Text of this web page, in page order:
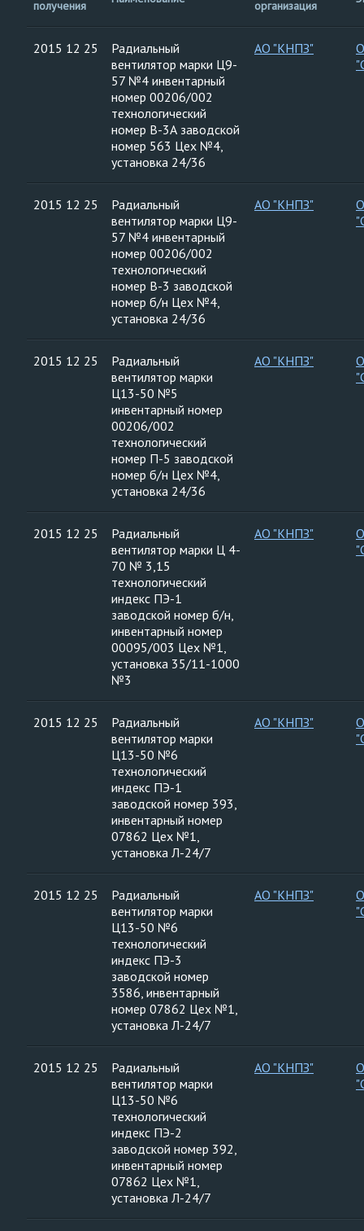
получения
организация
2015 12 25
Радиальный
вентилятор марки Ц9-
57 №4 инвентарный
номер 00206/002
технологический
номер В-3А заводской
номер 563 Цех №4,
установка 24/36
АО "КНПЗ"
2015 12 25
Радиальный
вентилятор марки Ц9-
57 №4 инвентарный
номер 00206/002
технологический
номер В-3 заводской
номер б/н Цех №4,
установка 24/36
АО "КНПЗ"
2015 12 25
Радиальный
вентилятор марки
Ц13-50 №5
инвентарный номер
00206/002
технологический
номер П-5 заводской
номер б/н Цех №4,
установка 24/36
АО "КНПЗ"
2015 12 25
Радиальный
вентилятор марки Ц 4-
70 № 3,15
технологический
индекс ПЭ-1
заводской номер б/н,
инвентарный номер
00095/003 Цех №1,
установка 35/11-1000
№3
АО "КНПЗ"
2015 12 25
Радиальный
вентилятор марки
Ц13-50 №6
технологический
индекс ПЭ-1
заводской номер 393,
инвентарный номер
07862 Цех №1,
установка Л-24/7
АО "КНПЗ"
2015 12 25
Радиальный
вентилятор марки
Ц13-50 №6
технологический
индекс ПЭ-3
заводской номер
3586, инвентарный
номер 07862 Цех №1,
установка Л-24/7
АО "КНПЗ"
2015 12 25
Радиальный
вентилятор марки
Ц13-50 №6
технологический
индекс ПЭ-2
заводской номер 392,
инвентарный номер
07862 Цех №1,
установка Л-24/7
АО "КНПЗ"